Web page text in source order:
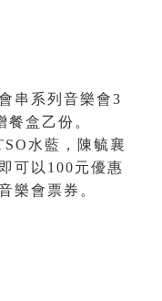
串系列音樂會3
餐盒乙份 。
水藍，陳毓襄
可以100元優惠
樂會票券。